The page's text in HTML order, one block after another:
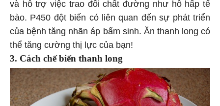
và hỗ trợ việc trao đổi chất đường như hô hấp tế
bào. P450 đột biến có liên quan đến sự phát triển
của bệnh tăng nhãn áp bẩm sinh. Ăn thanh long có
thể tăng cường thị lực của bạn!
3. Cách chế biến thanh long